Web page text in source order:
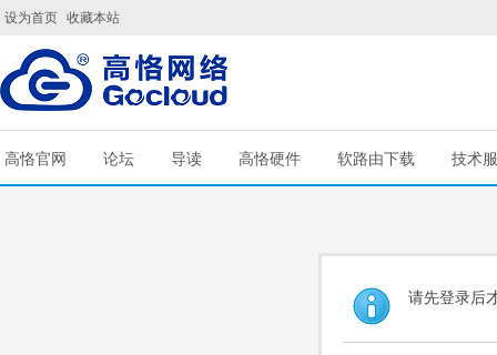
设为首页 收藏本站
高恪官网 论坛 导读 高恪硬件 软路由下载 技术
请先登录后